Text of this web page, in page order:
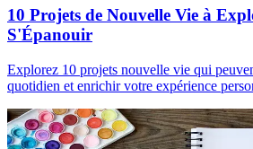
10 Projets de Nouvelle Vie à
S'Épanouir
Explorez 10 projets nouvelle vie qui
quotidien et enrichir votre expérience